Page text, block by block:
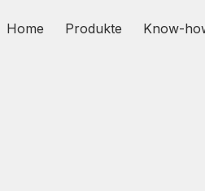
Home Produkte Know-